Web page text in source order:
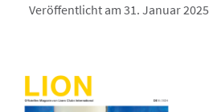
Veröffentlicht am 31. Januar 2025